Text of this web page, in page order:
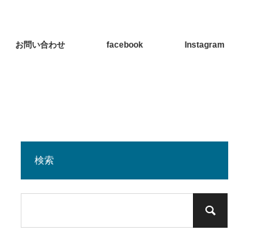
お問い合わせ facebook Instagram
検索